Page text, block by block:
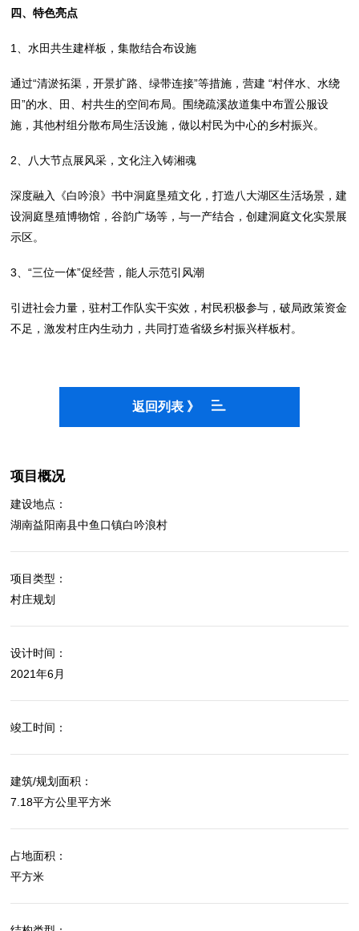
四、特色亮点
1、水田共生建样板，集散结合布设施
通过“清淤拓渠，开景扩路、绿带连接”等措施，营建 “村伴水、水绕
田”的水、田、村共生的空间布局。围绕疏溪故道集中布置公服设
施，其他村组分散布局生活设施，做以村民为中心的乡村振兴。
2、八大节点展风采，文化注入铸湘魂
深度融入《白吟浪》书中洞庭垦殖文化，打造八大湖区生活场景，建
设洞庭垦殖博物馆，谷韵广场等，与一产结合，创建洞庭文化实景展
示区。
3、“三位一体”促经营，能人示范引风潮
引进社会力量，驻村工作队实干实效，村民积极参与，破局政策资金
不足，激发村庄内生动力，共同打造省级乡村振兴样板村。
返回列表 》
项目概况
建设地点：
湖南益阳南县中鱼口镇白吟浪村
项目类型：
村庄规划
设计时间：
2021年6月
竣工时间：
建筑/规划面积：
7.18平方公里平方米
占地面积：
平方米